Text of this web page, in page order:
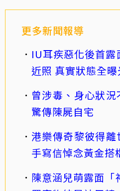
更多新聞報導
IU耳疾惡化後首
近照 真實狀態全曝
曾涉毒、身心狀
驚傳陳屍自宅
港樂傳奇黎彼得
手寫信悼念黃金搭
陳意涵兒萌露面「